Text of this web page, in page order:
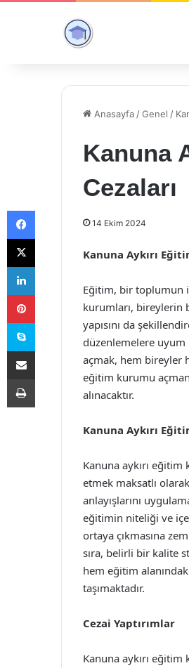
Anasayfa /Genel /
Kanuna
Cezaları
14 Ekim 2024
Kanuna Aykırı
Eğitim, bir toplumun
kurumları, bireylerin
yapısını da
düzenlemelere uyum
açmak, hem bireyler
eğitim kurumu
alınacaktır.
Kanuna Aykırı
Kanuna aykırı
etmek maksatlı
anlayışlarını
eğitimin niteliği ve
ortaya çıkmasına
sıra, belirli bir kalite
hem eğitim
taşımaktadır.
Cezai Yaptırımlar
Kanuna aykırı
Facebook
X
LinkedIn
Pinterest
Skype
E-Posta ile paylaş